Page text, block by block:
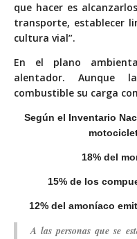
que hacer es
transporte, establecer
cultura vial”.
En el plano
alentador. Aunque
combustible su carga
Según el Inventario
18% del
15% de los
12% del amoníaco
A las personas que se